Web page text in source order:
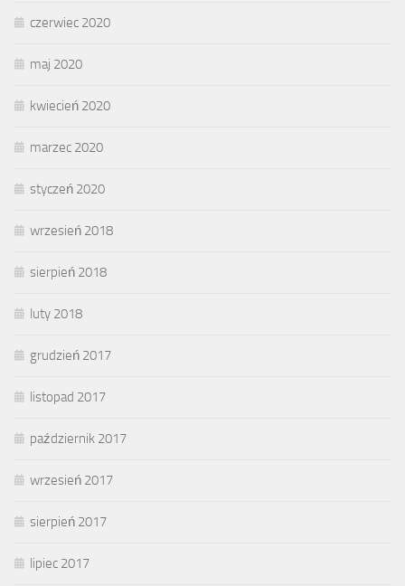
czerwiec 2020
maj 2020
kwiecień 2020
marzec 2020
styczeń 2020
wrzesień 2018
sierpień 2018
luty 2018
grudzień 2017
listopad 2017
październik 2017
wrzesień 2017
sierpień 2017
lipiec 2017